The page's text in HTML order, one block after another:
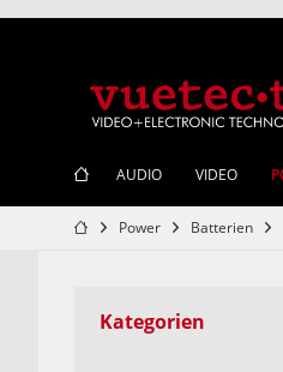
AUDIO VIDEO
Power Batterien
Kategorien